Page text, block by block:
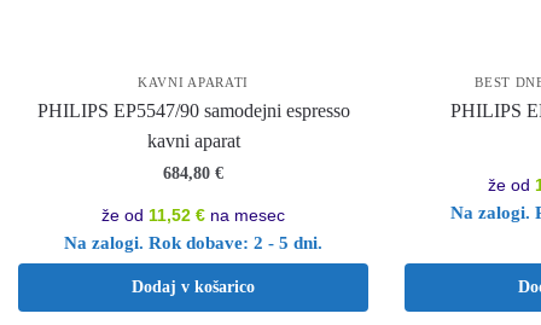
KAVNI APARATI
PHILIPS EP5547/90 samodejni espresso
kavni aparat
684,80 €
že od 11,52 € na mesec
Na zalogi. Rok dobave: 2 - 5 dni.
Dodaj v košarico
BEST
PHILIPS
že od
Na zalogi.